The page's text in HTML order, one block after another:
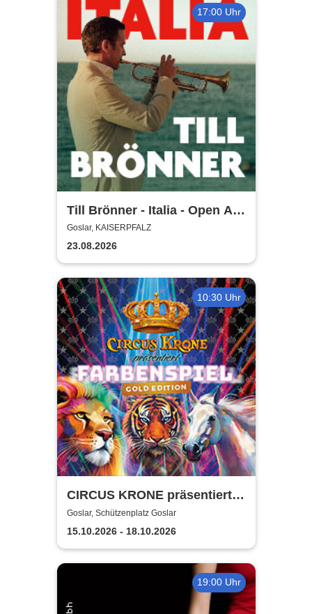
17:00 Uhr
Till Brönner - Italia - Open Air
2026
Goslar, KAISERPFALZ
23.08.2026
10:30 Uhr
CIRCUS KRONE präsentiert
FARBENSPIEL - Gold Edition
| Goslar
Goslar, Schützenplatz Goslar
15.10.2026 - 18.10.2026
19:00 Uhr